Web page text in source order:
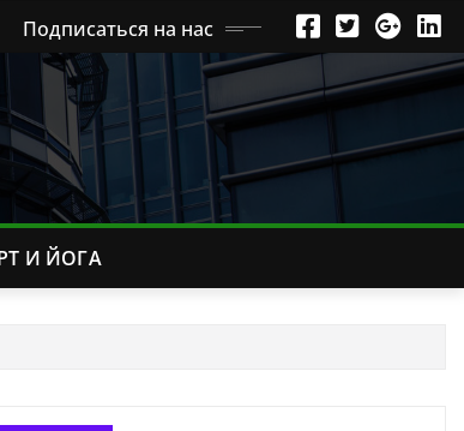
Подписаться на нас
И ЙОГА